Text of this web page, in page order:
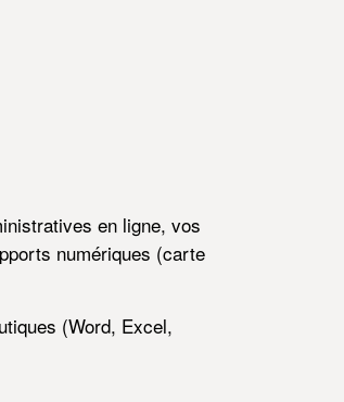
en ligne, vos
numériques (carte
(Word, Excel,